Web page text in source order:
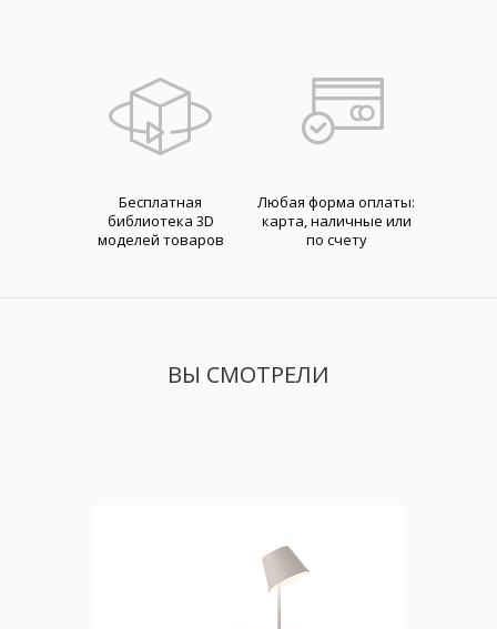
Бесплатная
библиотека 3D
моделей товаров
Любая форма оплаты:
карта, наличные или
по счету
ВЫ СМОТРЕЛИ